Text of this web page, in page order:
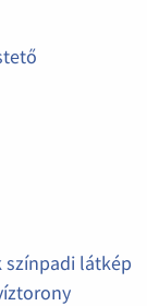
színpadi látkép